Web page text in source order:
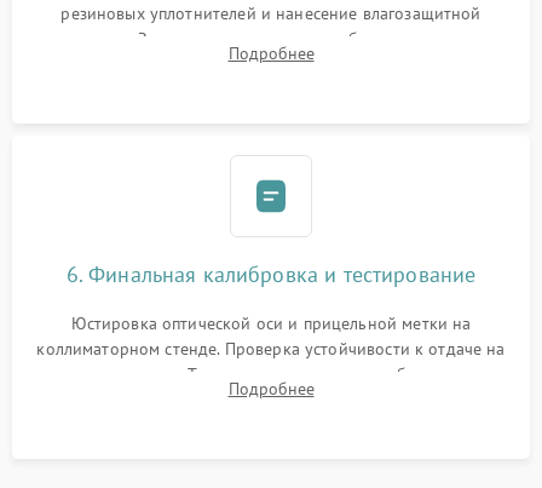
резиновых уплотнителей и нанесение влагозащитной
смазки. Заполнение внутреннего объема прицела
осушенным азотом для предотвращения запотевания оптики
Подробнее
6. Финальная калибровка и тестирование
Юстировка оптической оси и прицельной метки на
коллиматорном стенде. Проверка устойчивости к отдаче на
ударном стенде. Тестирование качества изображения в
темноте, дальности обнаружения и корректной работы всех
Подробнее